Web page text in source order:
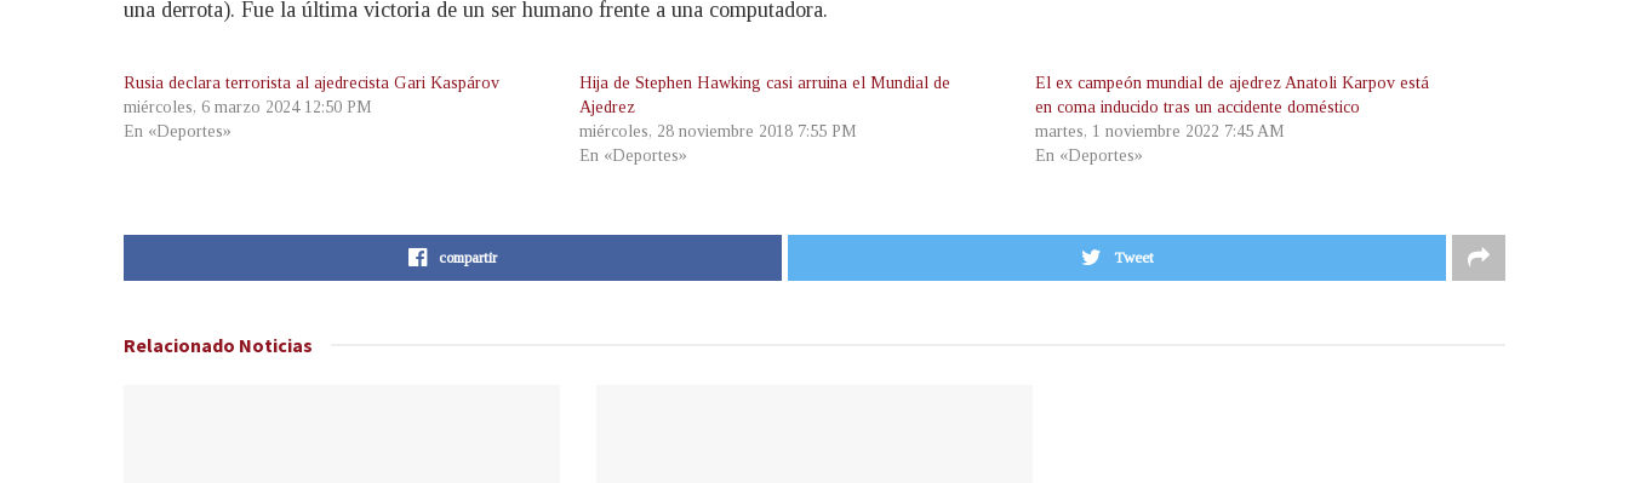
una derrota). Fue la última victoria de un ser humano frente a una computadora.
Rusia declara terrorista al ajedrecista Gari Kaspárov
miércoles, 6 marzo 2024 12:50 PM
En «Deportes»
Hija de Stephen Hawking casi arruina el Mundial de
Ajedrez
miércoles, 28 noviembre 2018 7:55 PM
En «Deportes»
El ex campeón mundial de ajedrez Anatoli Karpov está
en coma inducido tras un accidente doméstico
martes, 1 noviembre 2022 7:45 AM
En «Deportes»
compartir Tweet
Relacionado Noticias